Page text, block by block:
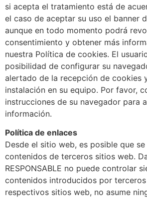
si acepta el tratamiento está de
el caso de aceptar su uso el banner
aunque en todo momento podrá
consentimiento y obtener más
nuestra Política de cookies. El
posibilidad de configurar su
alertado de la recepción de cookies
instalación en su equipo. Por favor,
instrucciones de su navegador para
información.
Política de enlaces
Desde el sitio web, es posible que
contenidos de terceros sitios web.
RESPONSABLE no puede controlar
contenidos introducidos por terceros
respectivos sitios web, no asume